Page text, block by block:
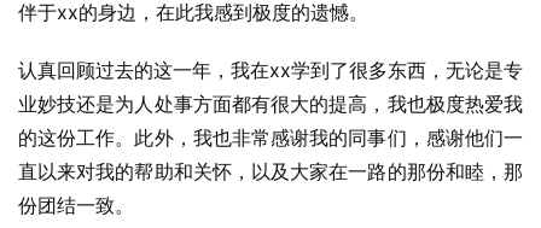
伴于xx的身边，在此我感到极度的遗憾。
认真回顾过去的这一年，我在xx学到了很多东西，无论是专
业妙技还是为人处事方面都有很大的提高，我也极度热爱我
的这份工作。此外，我也非常感谢我的同事们，感谢他们一
直以来对我的帮助和关怀，以及大家在一路的那份和睦，那
份团结一致。